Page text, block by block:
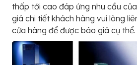
thấp tới cao đáp ứng nhu cầu
giá chi tiết khách hàng vui lòng
cửa hàng để được báo giá cụ thể.